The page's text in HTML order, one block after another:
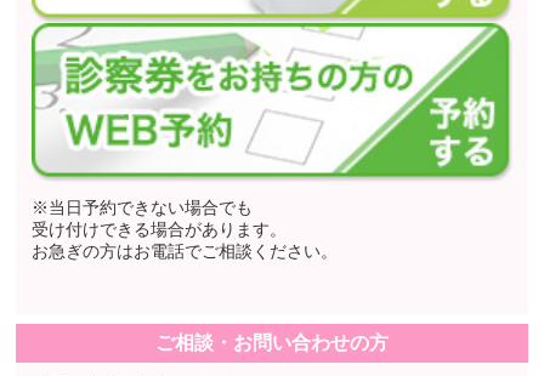
※当日予約できない場合でも
受け付けできる場合があります。
お急ぎの方はお電話でご相談ください。
ご相談・お問い合わせの方